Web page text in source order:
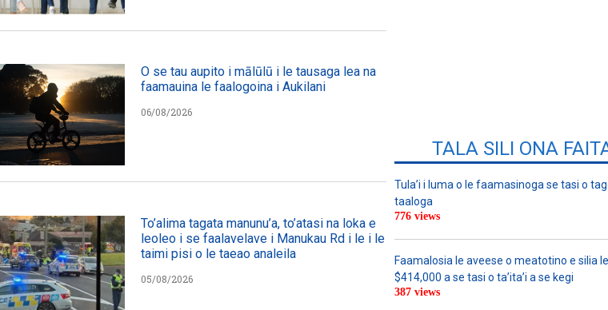
O se tau aupito i mālūlū i le tausaga lea na
faamauina le faalogoina i Aukilani
06/08/2026
To’alima tagata manunu’a, to’atasi na loka e
leoleo i se faalavelave i Manukau Rd i le i le
taimi pisi o le taeao analeila
05/08/2026
TALA SILI ONA
Tula’i i luma o le faamasinoga se tasi o
taaloga
776 views
Faamalosia le aveese o meatotino e silia
$414,000 a se tasi o ta’ita’i a se kegi
387 views